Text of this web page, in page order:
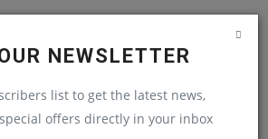
NEWSLETTER
list to get the latest news,
offers directly in your inbox